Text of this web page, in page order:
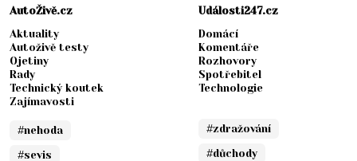
AutoŽivě.cz
Aktuality
Autoživě testy
Ojetiny
Rady
Technický koutek
Zajímavosti
#nehoda
#sevis
Události247.cz
Domácí
Komentáře
Rozhovory
Spotřebitel
Technologie
#zdražování
#důchody